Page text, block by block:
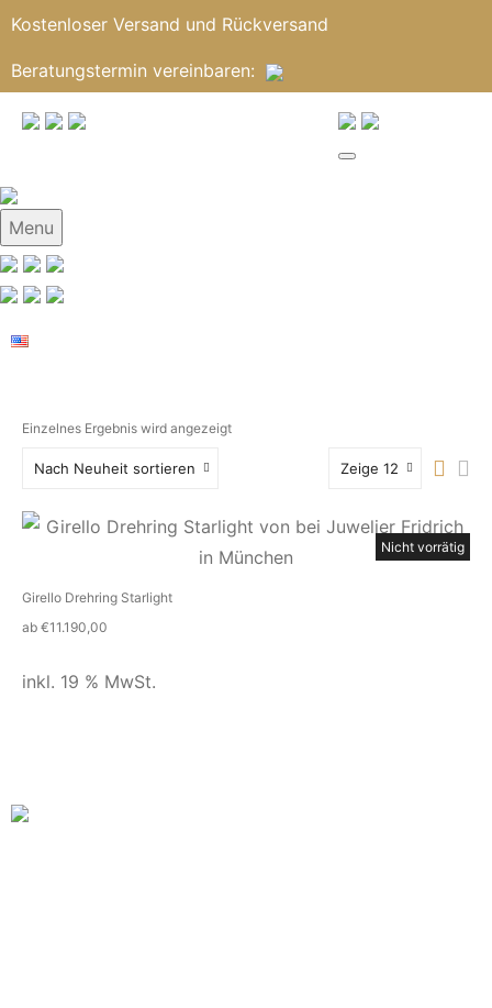
Kostenloser Versand und Rückversand
Beratungstermin vereinbaren:
Menu
Einzelnes Ergebnis wird angezeigt
Nach Neuheit sortieren Zeige 12
Nicht vorrätig
Girello Drehring Starlight
ab €11.190,00
inkl. 19 % MwSt.